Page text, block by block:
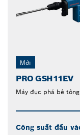
Mới
PRO GSH11EV
Máy đục phá bê
Công suất đầu